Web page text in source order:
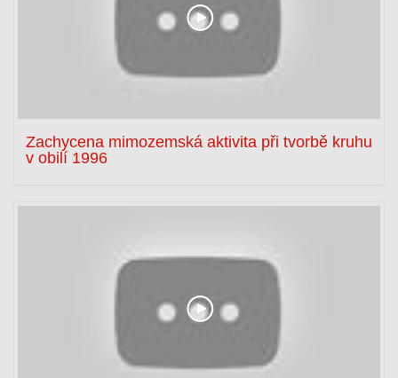
Zachycena mimozemská aktivita při tvorbě kruhu
v obilí 1996